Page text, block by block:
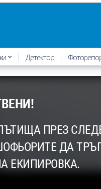
Детектор
ПРЕЗ
ДА
ЕКИПИРОВКА.